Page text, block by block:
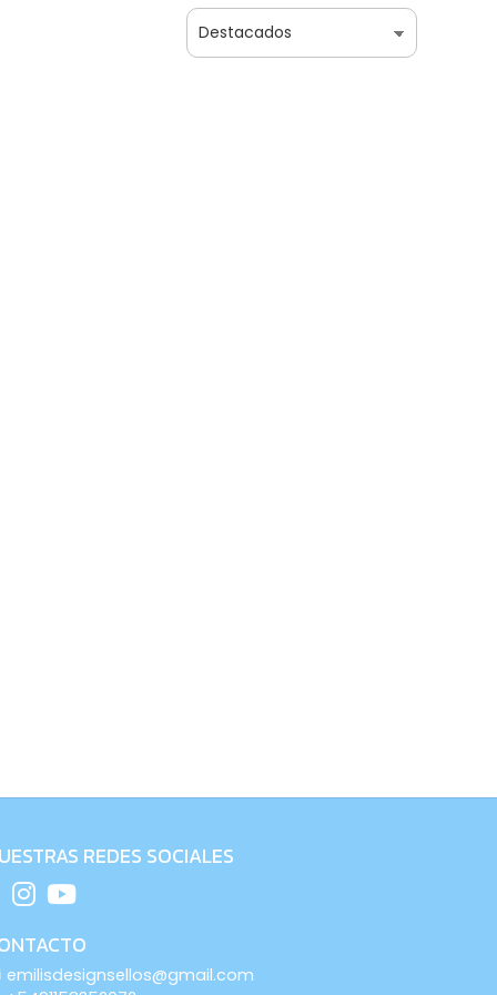
REDES SOCIALES
emilisdesignsellos@gmail.com